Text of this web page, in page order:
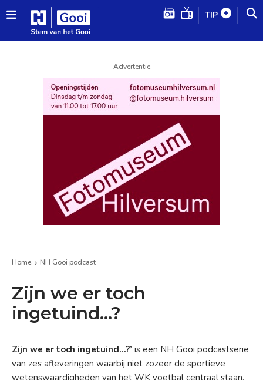
TIP
- Advertentie -
Home NH Gooi podcast
Zijn we er toch
ingetuind...?
Zijn we er toch ingetuind…?’ is een NH Gooi podcastserie
van zes afleveringen waarbij niet zozeer de sportieve
wetenswaardigheden van het WK voetbal centraal staan,